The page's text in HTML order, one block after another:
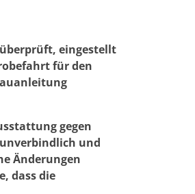
eingestellt
für den
gegen
und
Änderungen
dass die